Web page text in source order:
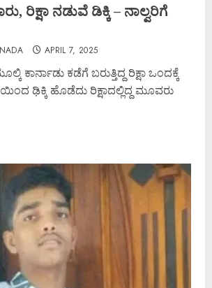
ರಿಕ್ಷಾ ನಡುವೆ ಡಿಕ್ಕಿ – ನಾಲ್ವರಿಗೆ
APRIL 7, 2025
ಕಾರ್ನಾಡು ಕಡೆಗೆ ಬರುತ್ತಿದ್ದ ರಿಕ್ಷಾ ಒಂದಕ್ಕೆ
ಢಿಕ್ಕಿ ಹೊಡೆದು ರಿಕ್ಷಾದಲ್ಲಿದ್ದ ಮೂವರು